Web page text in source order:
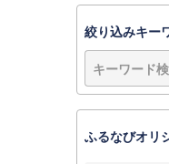
絞り込みキー
ふるなびオリ